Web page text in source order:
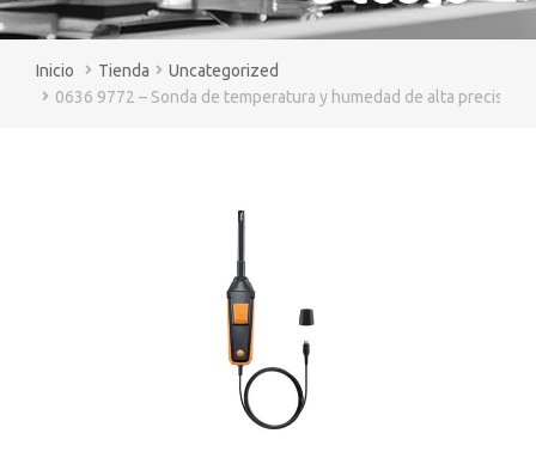
You are here:
Tienda
Uncategorized
0636 9772 – Sonda de temperatura y humedad de alta precisión